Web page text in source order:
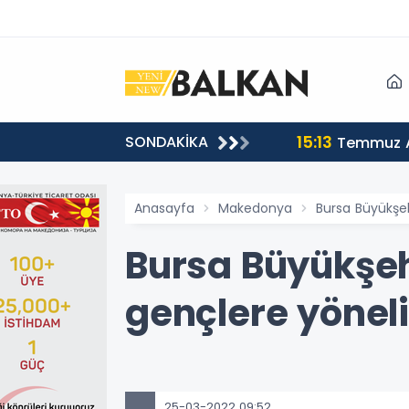
SONDAKİKA 15:13 Temmuz
Anasayfa Makedonya Bursa
Bursa
gençlere